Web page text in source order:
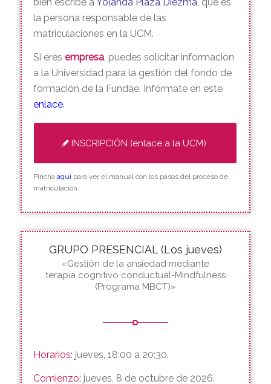
registro acuérdate de seleccionar el Campus
de Moncloa para que aparezca el curso. Y si
tienes cualquier problema durante la
matriculación ponte en contacto conmigo o
bien escribe aYolanda Plaza Diezma,que es
la persona responsable de las
matriculaciones en la UCM.
Si eresempresa, puedes solicitar información
a la Universidad para la gestión del fondo de
enlace
INSCRIPCIÓN (enlace a la UCM)
Pincha aquípara ver el manual con los pasos del proceso de
matriculación.
GRUPO PRESENCIAL (Los jueves)
(Programa MBCT)»